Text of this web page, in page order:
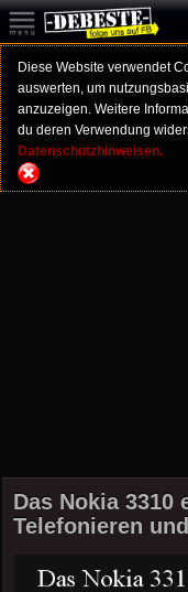
Diese Website verwendet
auswerten, um
anzuzeigen. Weitere
du deren Verwendung
Datenschutzhinweisen.
Das Nokia 3310
Telefonieren